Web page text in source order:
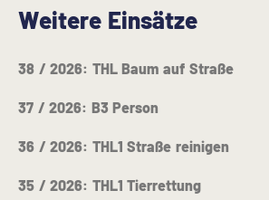
Weitere Einsätze
38 / 2026: THL Baum auf Straße
37 / 2026: B3 Person
36 / 2026: THL1 Straße reinigen
35 / 2026: THL1 Tierrettung